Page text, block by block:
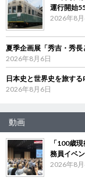
運行開始
2026年8月
夏季企画展「秀吉・秀
2026年8月6日
日本史と世界史を旅す
2026年8月6日
動画
「100歳
務員イベ
2026年8月